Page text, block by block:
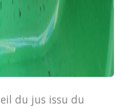
du jus issu du